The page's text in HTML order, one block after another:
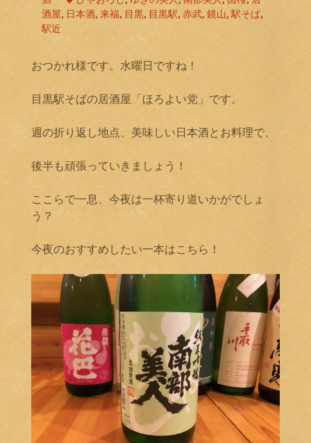
酒屋, 日本酒, 来福, 目黒, 目黒駅, 赤武, 鏡山,駅そば,
駅近
おつかれ様です。水曜日ですね！
目黒駅そばの居酒屋「ほろよい党」です。
週の折り返し地点、美味しい日本酒とお料理で、
後半も頑張っていきましょう！
ここらで一息、今夜は一杯寄り道いかがでしょ
う？
今夜のおすすめしたい一本はこちら！